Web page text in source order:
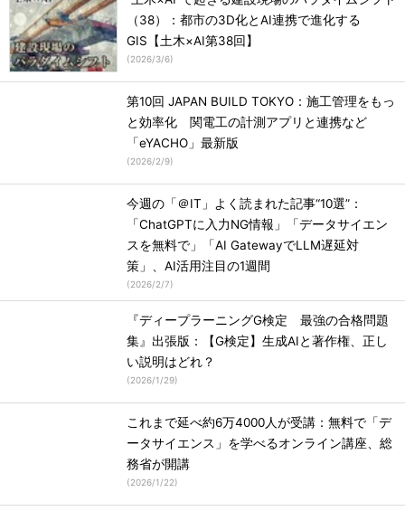
（38）：都市の3D化とAI連携で進化する
GIS【土木×AI第38回】
(2026/3/6)
第10回 JAPAN BUILD TOKYO：施工管理をもっ
と効率化 関電工の計測アプリと連携など
「eYACHO」最新版
(2026/2/9)
今週の「＠IT」よく読まれた記事“10選”：
「ChatGPTに入力NG情報」「データサイエン
スを無料で」「AI GatewayでLLM遅延対
策」、AI活用注目の1週間
(2026/2/7)
『ディープラーニングG検定 最強の合格問題
集』出張版：【G検定】生成AIと著作権、正し
い説明はどれ？
(2026/1/29)
これまで延べ約6万4000人が受講：無料で「デ
ータサイエンス」を学べるオンライン講座、総
務省が開講
(2026/1/22)